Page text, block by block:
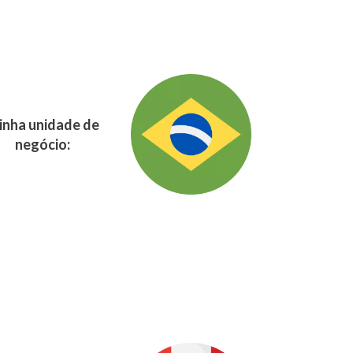
unidade de
negócio: